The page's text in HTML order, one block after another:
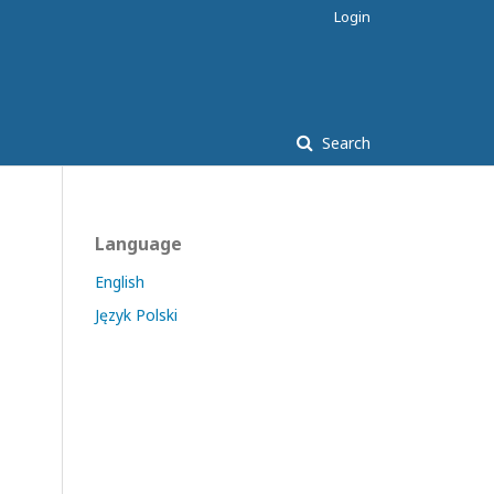
Search
Login
Language
English
Język Polski